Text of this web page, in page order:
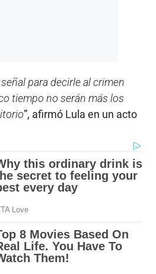
para decirle al crimen
tiempo no serán más los
”, afirmó Lula en un acto